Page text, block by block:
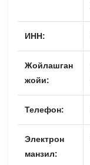
ИНН:
Жойлашган
жойи:
Телефон:
Электрон
манзил: